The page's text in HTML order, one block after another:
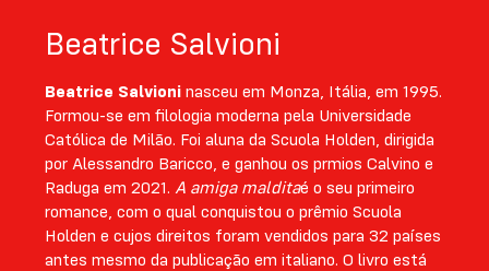
Beatrice Salvioni
Beatrice Salvioni nasceu em Monza, Itália, em 1995.
Formou-se em filologia moderna pela Universidade
Católica de Milão. Foi aluna da Scuola Holden, dirigida
por Alessandro Baricco, e ganhou os prmios Calvino e
Raduga em 2021. A amiga malditaé o seu primeiro
romance, com o qual conquistou o prêmio Scuola
Holden e cujos direitos foram vendidos para 32 países
antes mesmo da publicação em italiano. O livro está